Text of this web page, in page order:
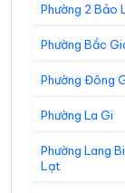
Phường 2 Bảo
Phường Bắc
Phường Đông
Phường La Gi
Phường Lang
Lạt